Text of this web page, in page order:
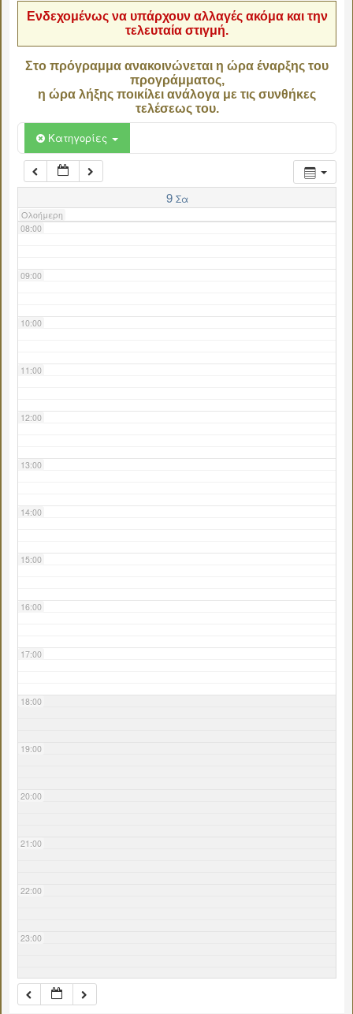
Ενδεχομένως να υπάρχουν αλλαγές ακόμα και την
τελευταία στιγμή.
Στο πρόγραμμα ανακοινώνεται η ώρα έναρξης του
προγράμματος,
η ώρα λήξης ποικίλει ανάλογα με τις συνθήκες
τελέσεως του.
Κατηγορίες
9 Σα
Ολοήμερη
06:00
07:00
08:00
09:00
10:00
11:00
12:00
13:00
14:00
15:00
16:00
17:00
18:00
19:00
20:00
21:00
22:00
23:00